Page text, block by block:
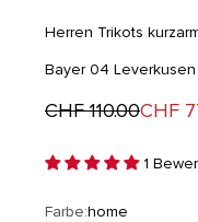
Herren Trikots
Bayer 04
Regulärer Preis
CHF 110.00CHF
1
Farbe:home